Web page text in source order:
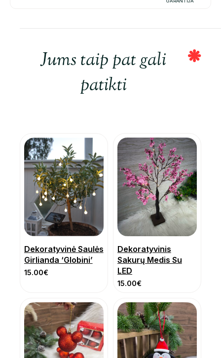
Jums taip pat gali
patikti
Dekoratyvinė Saulės
Girlianda ‘Globini’
15.00€
Dekoratyvinis
Sakurų Medis Su
LED
15.00€